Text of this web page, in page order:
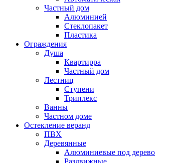
Частный дом
Алюминией
Стеклопакет
Пластика
Ограждения
Душа
Квартирра
Частный дом
Лестниц
Ступени
Триплекс
Ванны
Частном доме
Остекление веранд
ПВХ
Деревянные
Алюминиевые под дерево
Раздвижные